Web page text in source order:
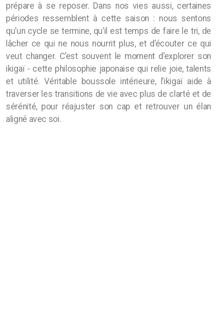
prépare à se reposer. Dans nos vies aussi, certaines
périodes ressemblent à cette saison : nous sentons
qu’un cycle se termine, qu’il est temps de faire le tri, de
lâcher ce qui ne nous nourrit plus, et d’écouter ce qui
veut changer. C’est souvent le moment d’explorer son
ikigaï - cette philosophie japonaise qui relie joie, talents
et utilité. Véritable boussole intérieure, l’ikigaï aide à
traverser les transitions de vie avec plus de clarté et de
sérénité, pour réajuster son cap et retrouver un élan
aligné avec soi.